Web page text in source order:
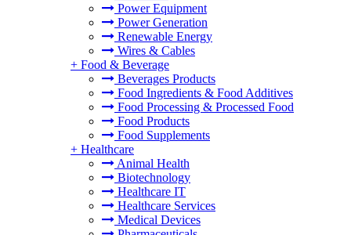
Power Equipment
Power Generation
Renewable Energy
Wires & Cables
+ Food & Beverage
Beverages Products
Food Ingredients & Food Additives
Food Processing & Processed Food
Food Products
Food Supplements
+ Healthcare
Animal Health
Biotechnology
Healthcare IT
Healthcare Services
Medical Devices